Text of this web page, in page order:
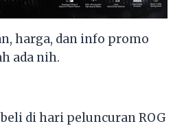
harga, dan info promo
ada nih.
di hari peluncuran ROG